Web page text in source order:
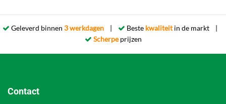
Geleverd binnen 3 werkdagen | Beste kwaliteitin de markt |
Scherpeprijzen
Contact